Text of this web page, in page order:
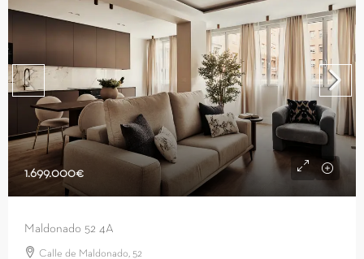
1.699.000€
Maldonado 52 4A
Calle de Maldonado, 52